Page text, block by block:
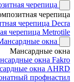
черепица
черепица
черепица Decra
черепица Metrotile
окна
Мансардные окна
окна Fakro
окна AHRD
профнастил